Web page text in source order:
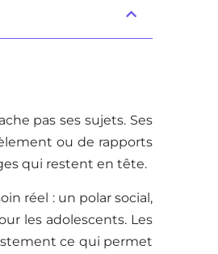
pas ses sujets. Ses
ou de rapports
qui restent en tête.
réel : un polar social,
les adolescents. Les
ce qui permet